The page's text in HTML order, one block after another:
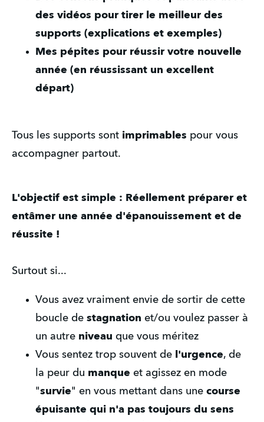
des vidéos pour tirer le meilleur des
supports (explications et exemples)
Mes pépites pour réussir votre nouvelle
année (en réussissant un excellent
départ)
Tous les supports sont imprimables pour vous
accompagner partout.
L'objectif est simple : Réellement préparer et
entâmer une année d'épanouissement et de
réussite !
Surtout si...
Vous avez vraiment envie de sortir de cette
boucle de stagnation et/ou voulez passer à
un autre niveau que vous méritez
Vous sentez trop souvent de
l'urgence, de
la peur du manque et agissez en mode
"survie" en vous mettant dans une course
épuisante qui n'a pas toujours du sens